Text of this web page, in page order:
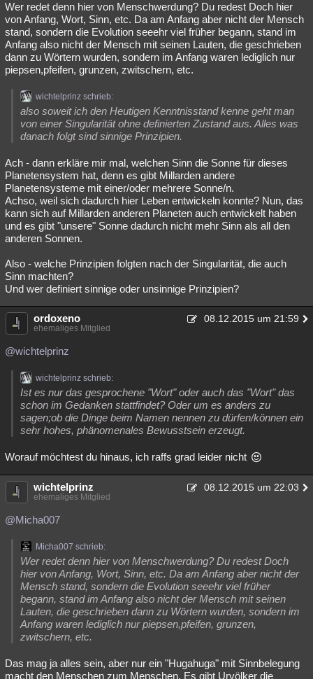
Wer redet denn hier von Menschwerdung? Du redest Doch hier
von Anfang, Wort, Sinn, etc. Da am Anfang aber nicht der Mensch
stand, sondern die Evolution seeehr viel früher begann, stand im
Anfang also nicht der Mensch mit seinen Lauten, die geschrieben
dann zu Wörtern wurden, sondern im Anfang waren lediglich nur
piepsen,pfeifen, grunzen, zwitschern, etc.
wichtelprinz schrieb:
also soweit ich den Heutigen Kenntnisstand kenne geht man
von einer Singularität ohne definierten Zustand aus. Alles was
danach folgt sind sinnige Prinzipien.
Ach - dann erkläre mir mal, welchen Sinn die Sonne für dieses
Planetensystem hat, denn es gibt Millarden andere
Planetensysteme mit einer/oder mehrere Sonne/n.
Achso, weil sich dadurch hier Leben entwickeln konnte? Nun, das
kann sich auf Millarden anderen Planeten auch entwickelt haben
und es gibt "unsere" Sonne dadurch nicht mehr Sinn als all den
anderen Sonnen.
Also - welche Prinzipien folgten nach der Singularität, die auch
Sinn machten?
Und wer definiert sinnige oder unsinnige Prinzipien?
ordoxeno 08.12.2015 um 21:59
ehemaliges Mitglied
@wichtelprinz
wichtelprinz schrieb:
Ist es nur das gesprochene "Wort" oder auch das "Wort" das
schon im Gedanken stattfindet? Oder um es anders zu
sagen;ob die Dinge beim Namen nennen zu dürfen/können ein
sehr hohes, phänomenales Bewusstsein erzeugt.
Worauf möchtest du hinaus, ich raffs grad leider nicht
wichtelprinz 08.12.2015 um 22:03
ehemaliges Mitglied
@Micha007
Micha007 schrieb:
Wer redet denn hier von Menschwerdung? Du redest Doch
hier von Anfang, Wort, Sinn, etc. Da am Anfang aber nicht der
Mensch stand, sondern die Evolution seeehr viel früher
begann, stand im Anfang also nicht der Mensch mit seinen
Lauten, die geschrieben dann zu Wörtern wurden, sondern im
Anfang waren lediglich nur piepsen,pfeifen, grunzen,
zwitschern, etc.
Das mag ja alles sein, aber nur ein "Hugahuga" mit Sinnbelegung
macht den Menschen zum Menschen. Es gibt Urvölker die